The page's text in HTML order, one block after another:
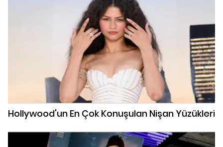
Hollywood'un En Çok Konuşulan Nişan Yüzükleri